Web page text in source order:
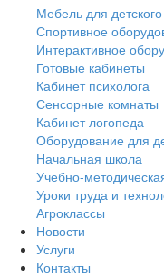
Мебель для
Спортивное
Интерактивное
Готовые кабинеты
Кабинет психолога
Сенсорные комнаты
Кабинет логопеда
Оборудование для
Начальная школа
Учебно-
Уроки труда и
Агроклассы
Новости
Услуги
Контакты